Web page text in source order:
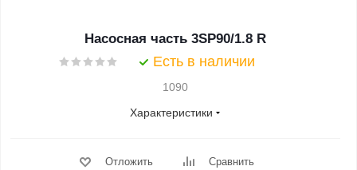
Насосная часть 3SP90/1.8 R
Есть в наличии
1090
Характеристики
Отложить Сравнить